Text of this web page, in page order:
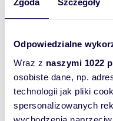
Odpowiedzialne
Wraz z naszymi 1022
osobiste dane, np.
technologii jak pliki
spersonalizowanych